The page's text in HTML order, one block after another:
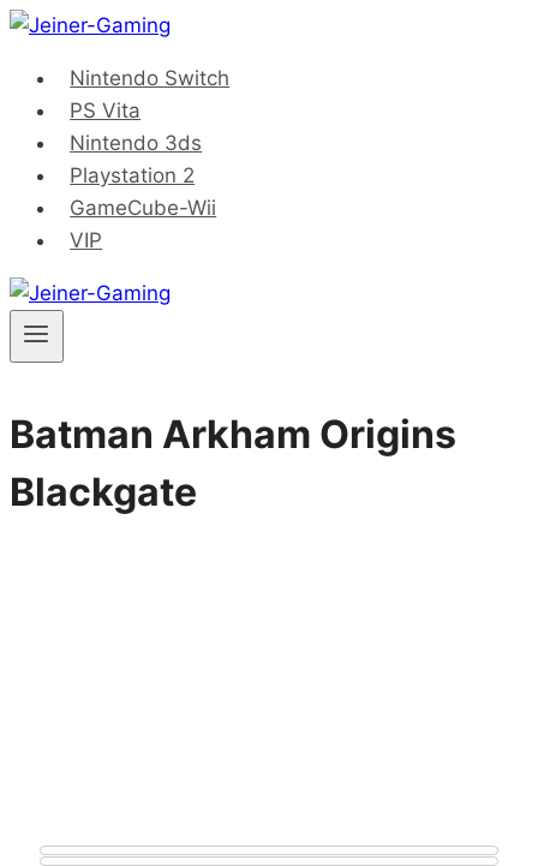
Saltar
contenidoNintendo Switch
PS Vita
Nintendo 3ds
Playstation 2
GameCube-Wii
VIP
Batman Arkham Origins
Blackgate